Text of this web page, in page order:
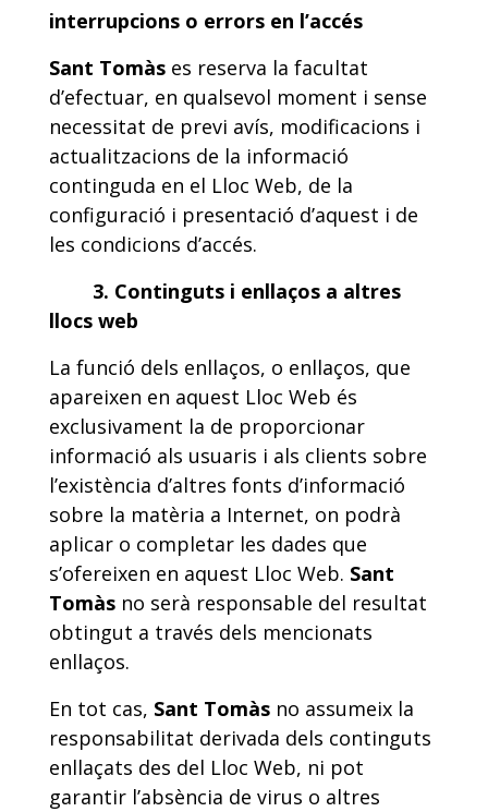
interrupcions o errors en l’accés
Sant Tomàs es reserva la facultat
d’efectuar, en qualsevol moment i sense
necessitat de previ avís, modificacions i
actualitzacions de la informació
continguda en el Lloc Web, de la
configuració i presentació d’aquest i de
les condicions d’accés.
3. Continguts i enllaços a altres
llocs web
La funció dels enllaços, o enllaços, que
apareixen en aquest Lloc Web és
exclusivament la de proporcionar
informació als usuaris i als clients sobre
l’existència d’altres fonts d’informació
sobre la matèria a Internet, on podrà
aplicar o completar les dades que
s’ofereixen en aquest Lloc Web. Sant
Tomàs no serà responsable del resultat
obtingut a través dels mencionats
enllaços.
En tot cas, Sant Tomàs no assumeix la
responsabilitat derivada dels continguts
enllaçats des del Lloc Web, ni pot
garantir l’absència de virus o altres